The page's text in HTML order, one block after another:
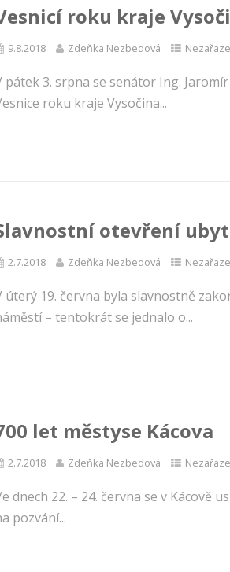
roku kraje
9.8.2018 Zdeňka Nezbedová
pátek 3. srpna se senátor Ing.
roku kraje Vysočina...
otevření
2.7.2018 Zdeňka Nezbedová
úterý 19. června byla slavnostně
– tentokrát se jednalo o...
let městyse Kácova
2.7.2018 Zdeňka Nezbedová
dnech 22. – 24. června se v Kácově
pozvání...